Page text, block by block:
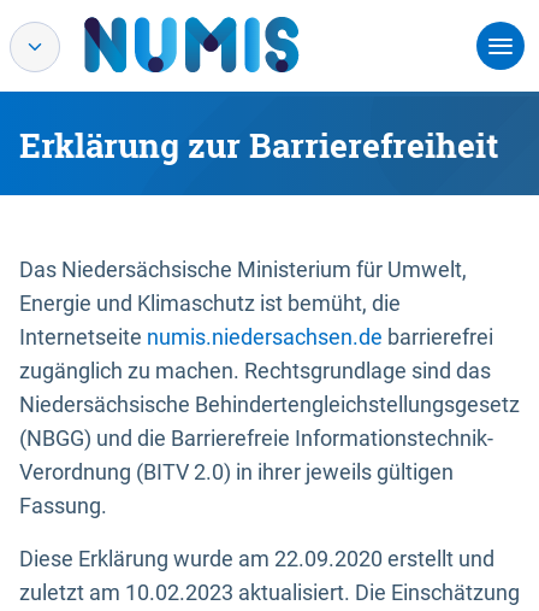
Erklärung zur Barrierefreiheit
Das Niedersächsische Ministerium für Umwelt,
Energie und Klimaschutz ist bemüht, die
Internetseite numis.niedersachsen.de barrierefrei
zugänglich zu machen. Rechtsgrundlage sind das
Niedersächsische Behindertengleichstellungsgesetz
(NBGG) und die Barrierefreie Informationstechnik-
Verordnung (BITV 2.0) in ihrer jeweils gültigen
Fassung.
Diese Erklärung wurde am 22.09.2020 erstellt und
zuletzt am 10.02.2023 aktualisiert. Die Einschätzung